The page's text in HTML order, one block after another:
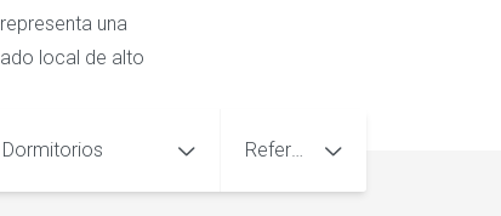
una
local de alto
Dormitorios Referencia